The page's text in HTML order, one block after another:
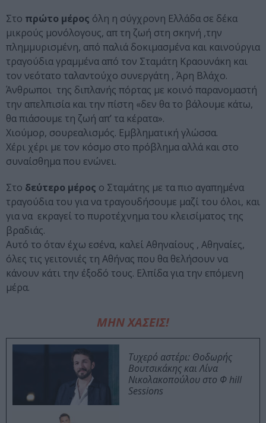
Στο πρώτο μέρος όλη η σύγχρονη Ελλάδα σε δέκα
μικρούς μονόλογους, απ τη ζωή στη σκηνή ,την
πλημμυρισμένη, από παλιά δοκιμασμένα και καινούργια
τραγούδια γραμμένα από τον Σταμάτη Κραουνάκη και
τον νεότατο ταλαντούχο συνεργάτη , Άρη Βλάχο.
Άνθρωποι της διπλανής πόρτας με κοινό παρανομαστή
την απελπισία και την πίστη «δεν θα το βάλουμε κάτω,
θα πιάσουμε τη ζωή απ’ τα κέρατα».
Χιούμορ, σουρεαλισμός. Εμβληματική γλώσσα.
Χέρι χέρι με τον κόσμο στο πρόβλημα αλλά και στο
συναίσθημα που ενώνει.
Στο δεύτερο μέρος ο Σταμάτης με τα πιο αγαπημένα
τραγούδια του για να τραγουδήσουμε μαζί του όλοι, και
για να εκραγεί το πυροτέχνημα του κλεισίματος της
βραδιάς.
Αυτό το όταν έχω εσένα, καλεί Αθηναίους , Αθηναίες,
όλες τις γειτονιές τη Αθήνας που θα θελήσουν να
κάνουν κάτι την έξοδό τους. Ελπίδα για την επόμενη
μέρα.
ΜΗΝ ΧΑΣΕΙΣ!
Τυχερό αστέρι: Θοδωρής
Βουτσικάκης και Λίνα
Νικολακοπούλου στο Φ hill
Sessions